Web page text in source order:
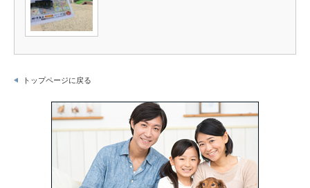
トップページに戻る